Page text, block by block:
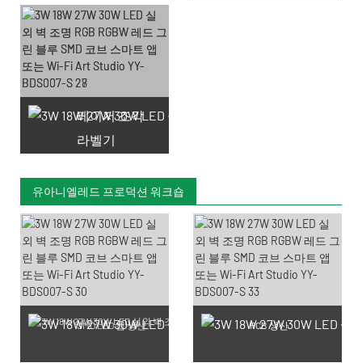
레이저 조각
라벨기
유아니엘레드 프로덕션 워크숍
SMD LED 칩 생산 PCB 생산